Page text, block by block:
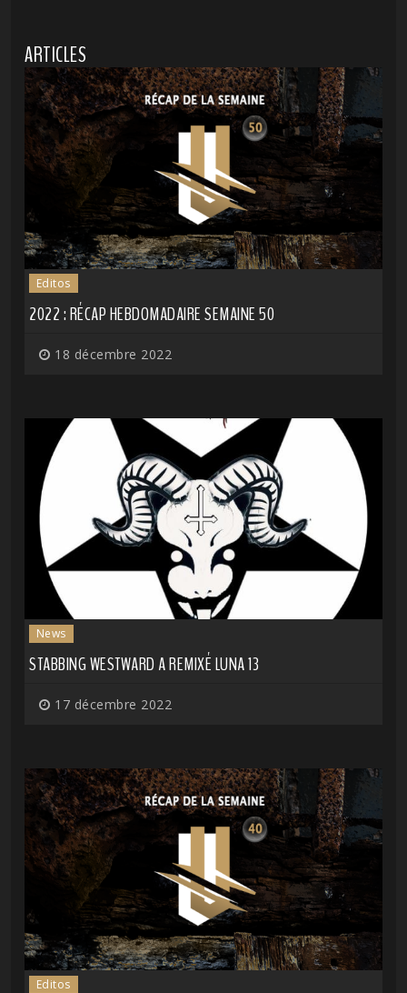
ARTICLES
Editos
2022 : RÉCAP HEBDOMADAIRE SEMAINE 50
18 décembre 2022
News
STABBING WESTWARD A REMIXÉ LUNA 13
17 décembre 2022
Editos